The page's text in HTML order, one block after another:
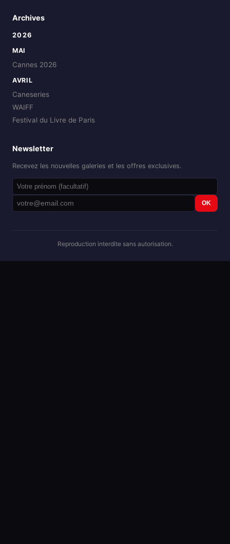
Archives
2026
MAI
Cannes 2026
AVRIL
Caneseries
WAIFF
Festival du Livre de Paris
Newsletter
Recevez les nouvelles galeries et les offres exclusives.
OK
Reproduction interdite sans autorisation.